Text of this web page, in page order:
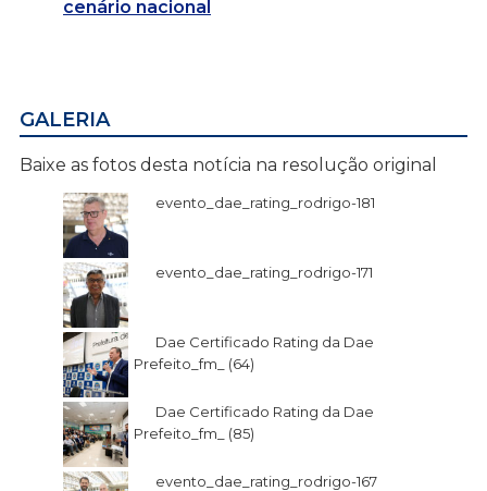
cenário nacional
GALERIA
Baixe as fotos desta notícia na resolução original
evento_dae_rating_rodrigo-181
evento_dae_rating_rodrigo-171
Dae Certificado Rating da Dae
Prefeito_fm_ (64)
Dae Certificado Rating da Dae
Prefeito_fm_ (85)
evento_dae_rating_rodrigo-167